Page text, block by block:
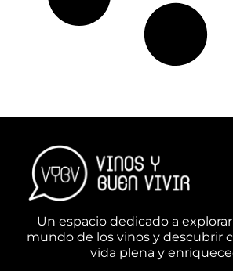
Un espacio dedicado a
mundo de los vinos y descubrir
vida plena y